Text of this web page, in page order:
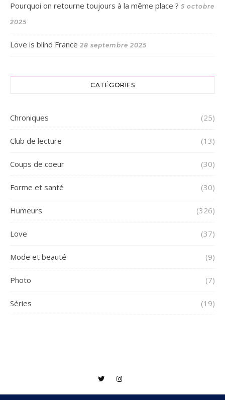
Pourquoi on retourne toujours à la même place ? 5 octobre
2025
Love is blind France 28 septembre 2025
CATÉGORIES
Chroniques (25)
Club de lecture (13)
Coups de coeur (30)
Forme et santé (30)
Humeurs (326)
Love (37)
Mode et beauté (9)
Photo (7)
Séries (19)